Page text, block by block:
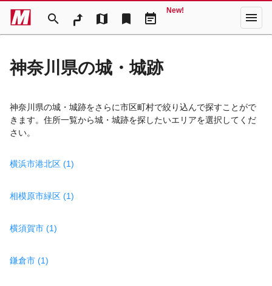
search map bookmark event_note
New! menu
神奈川県の城・城跡
神奈川県の城・城跡をさらに市区町村で絞り込んで探すことがで
きます。住所一覧から城・城跡を探したいエリアを選択してくだ
さい。
横浜市港北区 (1)
相模原市緑区 (1)
横須賀市 (1)
鎌倉市 (1)